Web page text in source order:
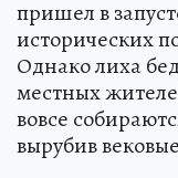
пришел в
исторических
Однако лиха
местных
вовсе
вырубив